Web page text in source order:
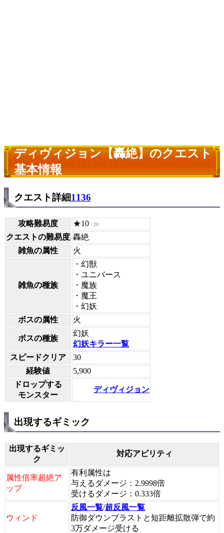
ディヴィジョン【轟絶】のクエスト
基本情報
クエスト詳細1136
攻略難易度 ★10 / 20
クエストの難易度 轟絶
雑魚の属性
火
雑魚の種族
・幻獣
・ユニバース
・魔族
・魔王
・幻妖
ボスの属性
火
ボスの種族
幻妖
幻妖キラー一覧
スピードクリア
30
経験値
5,900
ドロップする
モンスター
ディヴィジョン
出現するギミック
出現するギミッ
ク
対応アビリティ
属性倍率超絶ア
ップ
有利属性は
与えるダメージ：2.9998倍
受けるダメージ：0.333倍
ウィンド
反風一覧/超反風一覧
防御ダウンブラストと短距離拡散弾で約
3万ダメージ受ける